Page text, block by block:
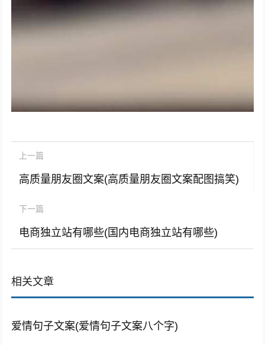
上一篇
高质量朋友圈文案(高质量朋友圈文案配图搞笑)
下一篇
电商独立站有哪些(国内电商独立站有哪些)
相关文章
爱情句子文案(爱情句子文案八个字)